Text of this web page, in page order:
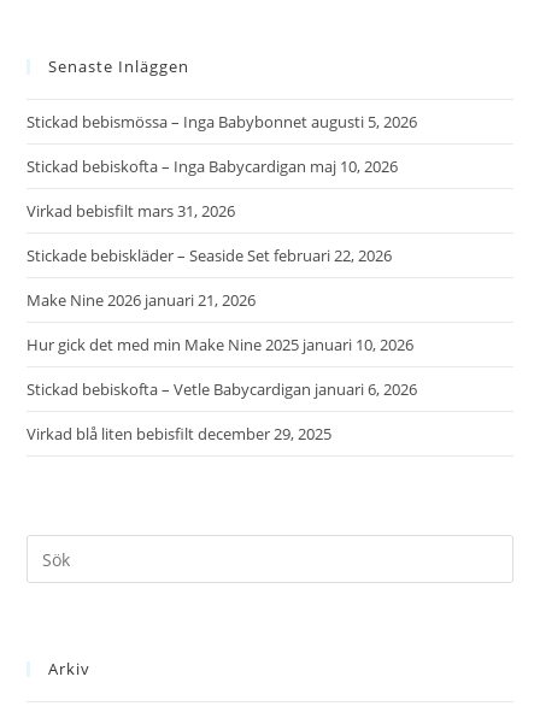
Senaste Inläggen
Stickad bebismössa – Inga Babybonnetaugusti 5, 2026
Stickad bebiskofta – Inga Babycardigan maj 10, 2026
Virkad bebisfilt mars 31, 2026
Stickade bebiskläder – Seaside Setfebruari 22, 2026
Make Nine 2026 januari 21, 2026
Hur gick det med min Make Nine 2025 januari 10, 2026
Stickad bebiskofta – Vetle Babycardigan januari 6, 2026
Virkad blå liten bebisfiltdecember 29, 2025
Arkiv